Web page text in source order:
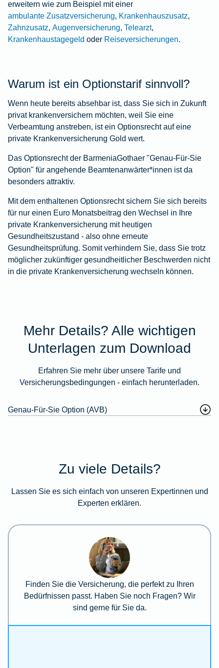
erweitern wie zum Beispiel mit einer
ambulante Zusatzversicherung, Krankenhauszusatz,
Zahnzusatz, Augenversicherung, Telearzt,
Krankenhaustagegeld oder Reiseversicherungen.
Warum ist ein Optionstarif sinnvoll?
Wenn heute bereits absehbar ist, dass Sie sich in Zukunft
privat krankenversichern möchten, weil Sie eine
Verbeamtung anstreben, ist ein Optionsrecht auf eine
private Krankenversicherung Gold wert.
Das Optionsrecht der BarmeniaGothaer "Genau-Für-Sie
Option" für angehende Beamtenanwärter*innen ist da
besonders attraktiv.
Mit dem enthaltenen Optionsrecht sichern Sie sich bereits
für nur einen Euro Monatsbeitrag den Wechsel in Ihre
private Krankenversicherung mit heutigen
Gesundheitszustand - also ohne erneute
Gesundheitsprüfung. Somit verhindern Sie, dass Sie trotz
möglicher zukünftiger gesundheitlicher Beschwerden nicht
in die private Krankenversicherung wechseln können.
Mehr Details? Alle wichtigen
Unterlagen zum Download
Erfahren Sie mehr über unsere Tarife und
Versicherungsbedingungen - einfach herunterladen.
Genau-Für-Sie Option (AVB)
Zu viele Details?
Lassen Sie es sich einfach von unseren Expertinnen und
Experten erklären.
Finden Sie die Versicherung, die perfekt zu Ihren
Bedürfnissen passt. Haben Sie noch Fragen? Wir
sind gerne für Sie da.